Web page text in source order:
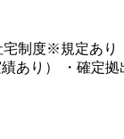
制度※規定あ
あり） ・確定